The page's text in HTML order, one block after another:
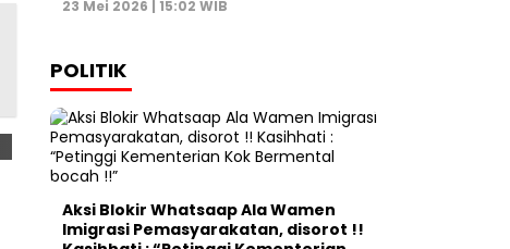
23 Mei 2026 | 15:02 WIB
POLITIK
Aksi Blokir Whatsaap Ala Wamen
Imigrasi Pemasyarakatan, disorot !!